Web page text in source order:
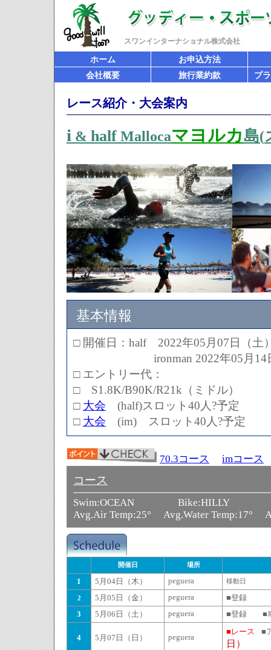
スワンインターナショナル株式会社
ホーム
お申込方法
会社概要
旅行業約款 プ
レース紹介・大会案内
i & half Mallocaマヨルカ島(
基本情報
□ 開催日 ： half 2022年05月07日（土
ironman 2022年05月14日
□エントリー代：
□S1.8K/B90K/R21k（ミドル）
□ 大会 (half)スロット40人?予定
□ 大会 (im) スロット40人?予定
70.3コース imコース
コース
Swim:OCEAN Bike:HILLY
Avg.Air Temp:25° Avg.Water Temp:17°
開催日 場所
1 5月04日（木） peguera 移動日
2 5月05日（金） peguera
■登録
3
5月06日（土） peguera ■登録 ■
4 5月07日（日） peguera
■レース ■
日）